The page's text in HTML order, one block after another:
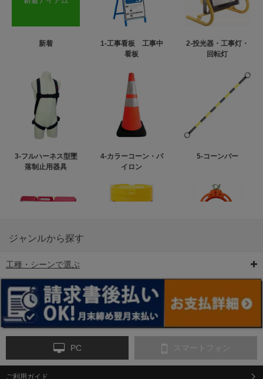
新着
1-工事看板 工事中
看板
2-投光器・工事灯・
回転灯
3-フルハーネス型墜
落制止用器具
4-カラーコーン・パ
イロン
5-コーンバー
6-矢印板/LED矢印板
ンス
ジャンルから探す
工種・シーンで選ぶ
PC スマートフォン
ご利用ガイド